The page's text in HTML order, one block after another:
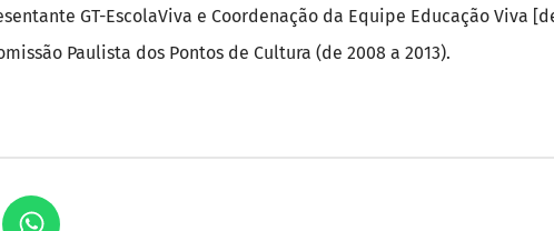
GT-EscolaViva e Coordenação da Equipe Educação Viva
Paulista dos Pontos de Cultura (de 2008 a 2013).